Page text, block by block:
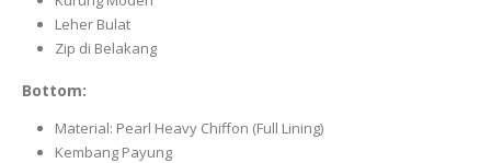
Leher Bulat
Zip di Belakang
Bottom:
Material: Pearl Heavy Chiffon (Full Lining)
Kembang Payung